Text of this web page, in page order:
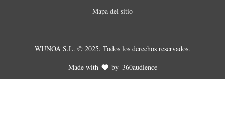
Mapa del sitio
WUNOA S.L. © 2025. Todos los derechos reservados.
Made with
by 360audience